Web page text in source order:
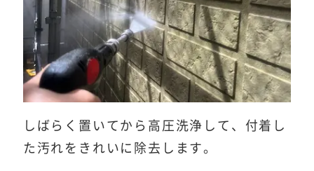
しばらく置いてから高圧洗浄して、付着し
た汚れをきれいに除去します。